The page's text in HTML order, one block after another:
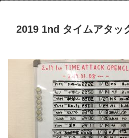
2019 1nd タイムアタッ